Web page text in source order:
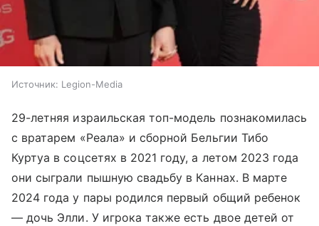
Источник: Legion-Media
29-летняя израильская топ-модель познакомилась
с вратарем «Реала» и сборной Бельгии Тибо
Куртуа в соцсетях в 2021 году, а летом 2023 года
они сыграли пышную свадьбу в Каннах. В марте
2024 года у пары родился первый общий ребенок
— дочь Элли. У игрока также есть двое детей от